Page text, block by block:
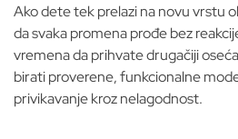
Ako dete tek prelazi na novu vrstu
da svaka promena prođe bez
vremena da prihvate drugačiji
birati proverene, funkcionalne
privikavanje kroz nelagodnost.